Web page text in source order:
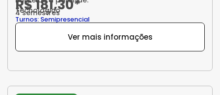
R$ 181,30*
Tecnológico
4 semestres
Turnos: Semipresencial
Ver mais informações